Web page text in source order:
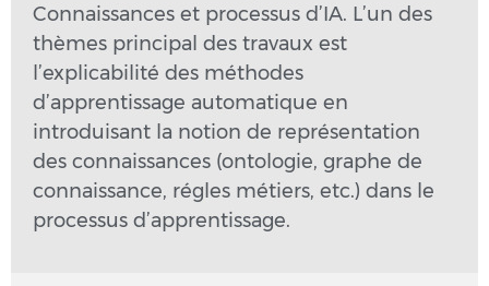
Connaissances et processus d’IA. L’un des
thèmes principal des travaux est
l’explicabilité des méthodes
d’apprentissage automatique en
introduisant la notion de représentation
des connaissances (ontologie, graphe de
connaissance, régles métiers, etc.) dans le
processus d’apprentissage.